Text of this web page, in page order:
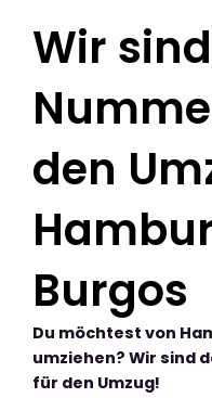
Wir
den
Burgos
Du möchtest von
umziehen? Wir sind
für den Umzug!